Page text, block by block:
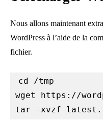
Nous allons maintenant
WordPress à l’aide de la
fichier.
cd /tmp
wget https://
tar -xvzf